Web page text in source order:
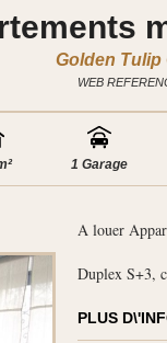
Golden Tulip
WEB
1 Garage
A louer
Duplex S+3,
PLUS